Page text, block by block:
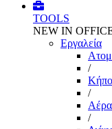
TOOLS
NEW IN
Εργαλεία
/
/
/